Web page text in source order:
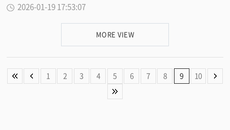
을 시작으로 이서면 내 각 마을회관을 순차적으로 방문하고 있다 . 간담회에는
다 ” 며 “ 이서면민 모두가 행복한 새해를 보낼 수 있도록 노력하겠다 ” 고 말했
2026-01-19 17:53:07
MORE VIEW
1 2 3 4 5 6 7 8 9 10